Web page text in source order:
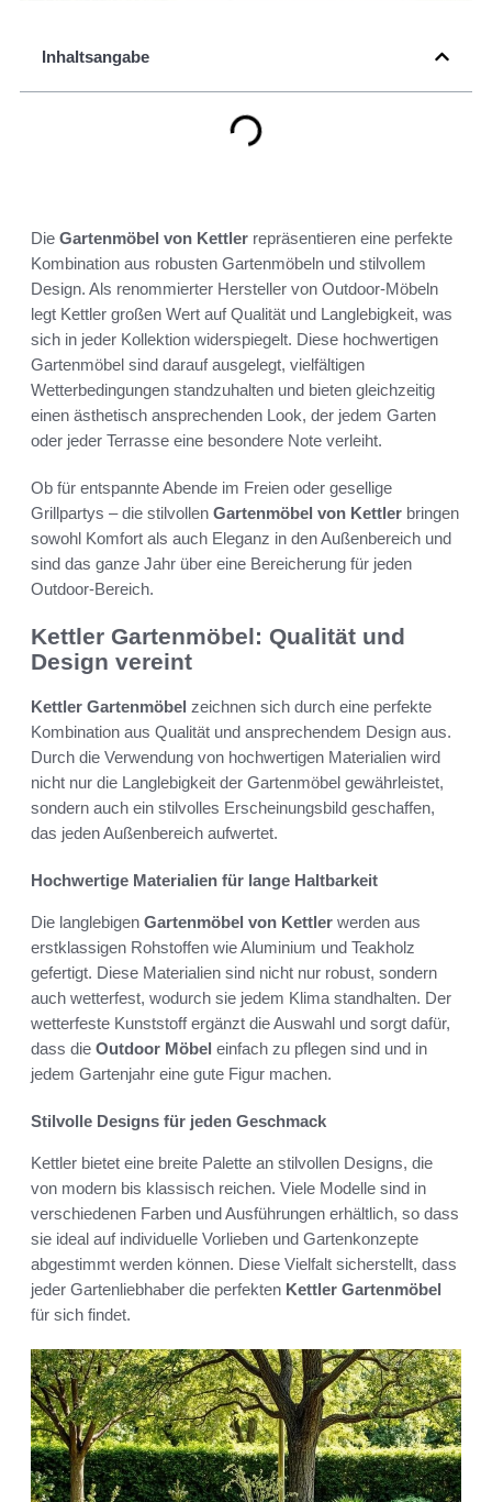
Inhaltsangabe
Die Gartenmöbel von Kettler repräsentieren eine perfekte
Kombination aus robusten Gartenmöbeln und stilvollem
Design. Als renommierter Hersteller von Outdoor-Möbeln
legt Kettler großen Wert auf Qualität und Langlebigkeit, was
sich in jeder Kollektion widerspiegelt. Diese hochwertigen
Gartenmöbel sind darauf ausgelegt, vielfältigen
Wetterbedingungen standzuhalten und bieten gleichzeitig
einen ästhetisch ansprechenden Look, der jedem Garten
oder jeder Terrasse eine besondere Note verleiht.
Ob für entspannte Abende im Freien oder gesellige
Grillpartys – die stilvollen Gartenmöbel von Kettler bringen
sowohl Komfort als auch Eleganz in den Außenbereich und
sind das ganze Jahr über eine Bereicherung für jeden
Outdoor-Bereich.
Kettler Gartenmöbel: Qualität und
Design vereint
Kettler Gartenmöbel zeichnen sich durch eine perfekte
Kombination aus Qualität und ansprechendem Design aus.
Durch die Verwendung von hochwertigen Materialien wird
nicht nur die Langlebigkeit der Gartenmöbel gewährleistet,
sondern auch ein stilvolles Erscheinungsbild geschaffen,
das jeden Außenbereich aufwertet.
Hochwertige Materialien für lange Haltbarkeit
Die langlebigen Gartenmöbel von Kettler werden aus
erstklassigen Rohstoffen wie Aluminium und Teakholz
gefertigt. Diese Materialien sind nicht nur robust, sondern
auch wetterfest, wodurch sie jedem Klima standhalten. Der
wetterfeste Kunststoff ergänzt die Auswahl und sorgt dafür,
dass die Outdoor Möbel einfach zu pflegen sind und in
jedem Gartenjahr eine gute Figur machen.
Stilvolle Designs für jeden Geschmack
Kettler bietet eine breite Palette an stilvollen Designs, die
von modern bis klassisch reichen. Viele Modelle sind in
verschiedenen Farben und Ausführungen erhältlich, so dass
sie ideal auf individuelle Vorlieben und Gartenkonzepte
abgestimmt werden können. Diese Vielfalt sicherstellt, dass
jeder Gartenliebhaber die perfekten Kettler Gartenmöbel
für sich findet.